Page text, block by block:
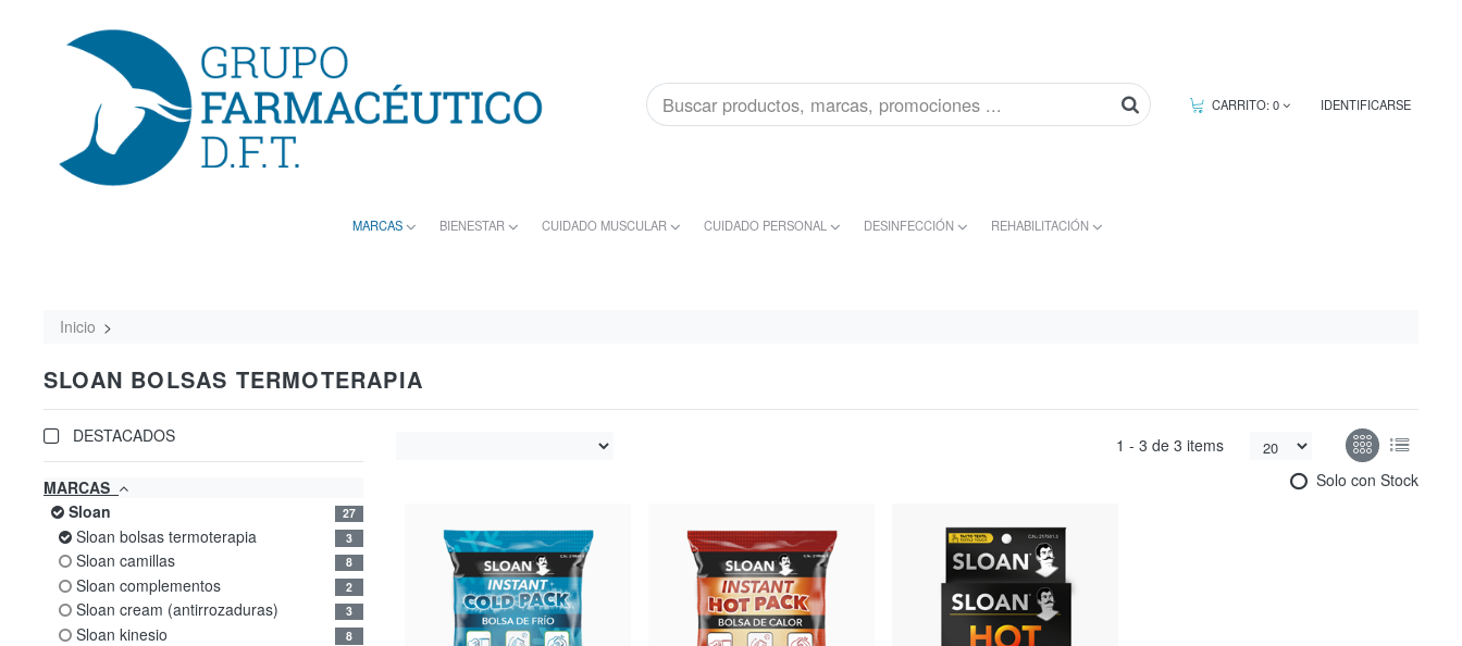
CARRITO:0 IDENTIFICARSE
MARCAS BIENESTAR CUIDADO MUSCULAR CUIDADO PERSONAL DESINFECCIÓN REHABILITACIÓN
Inicio
SLOAN BOLSAS TERMOTERAPIA
DESTACADOS
MARCAS
sloan
27
sloan bolsas termoterapia 3
sloan camillas 8
sloan complementos 2
sloan cream (antirrozaduras) 3
sloan kinesio 8
1 - 3 de 3 items
Solo con Stock